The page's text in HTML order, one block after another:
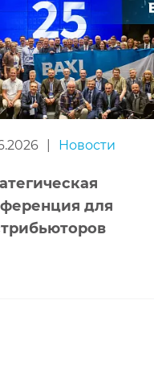
Новости
для